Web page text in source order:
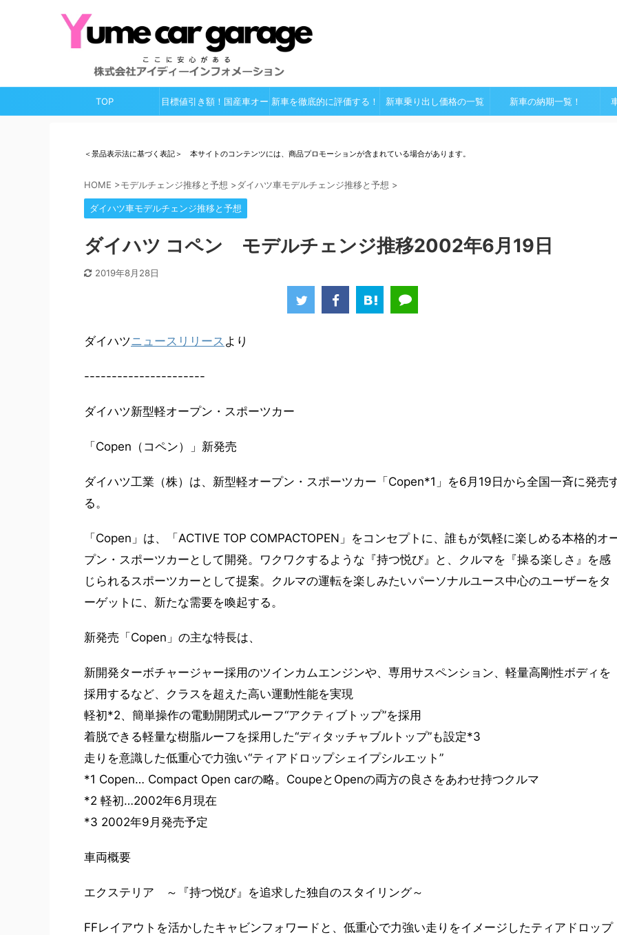
TOP 目標値引き額！国産車オー 新車を徹底的に評価する！ 新車乗り出し価格の一覧 新車の納期一覧！
＜景品表示法に基づく表記＞ 本サイトのコンテンツには、商品プロモーションが含まれている場合があります。
HOME >モデルチェンジ推移と予想 >ダイハツ車モデルチェンジ推移と予想 >
ダイハツ車モデルチェンジ推移と予想
ダイハツ コペン モデルチェンジ推移2002年6月19日
2019年8月28日
ダイハツニュースリリース より
----------------------
ダイハツ新型軽オープン・スポーツカー
「Copen（コペン）」新発売
ダイハツ工業（株）は、新型軽オープン・スポーツカー「Copen*1」を6月19日から全国一斉に発売
る。
「Copen」は、「ACTIVE TOP COMPACTOPEN」をコンセプトに、誰もが気軽に楽しめる本格的オ
プン・スポーツカーとして開発。ワクワクするような『持つ悦び』と、クルマを『操る楽しさ』を感
じられるスポーツカーとして提案。クルマの運転を楽しみたいパーソナルユース中心のユーザーをタ
ーゲットに、新たな需要を喚起する。
新発売「Copen」の主な特長は、
新開発ターボチャージャー採用のツインカムエンジンや、専用サスペンション、軽量高剛性ボディを
採用するなど、クラスを超えた高い運動性能を実現
軽初*2、簡単操作の電動開閉式ルーフ“アクティブトップ”を採用
着脱できる軽量な樹脂ルーフを採用した“ディタッチャブルトップ”も設定*3
走りを意識した低重心で力強い“ティアドロップシェイプシルエット”
*1 Copen… Compact Open carの略。CoupeとOpenの両方の良さをあわせ持つクルマ
*2 軽初…2002年6月現在
*3 2002年9月発売予定
車両概要
エクステリア ～『持つ悦び』を追求した独自のスタイリング～
FFレイアウトを活かしたキャビンフォワードと、低重心で力強い走りをイメージしたティアドロップ